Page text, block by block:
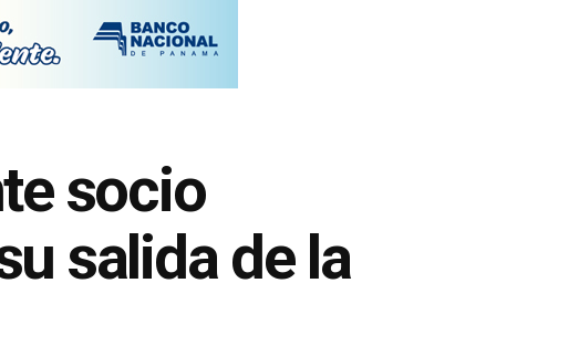
socio
salida de la